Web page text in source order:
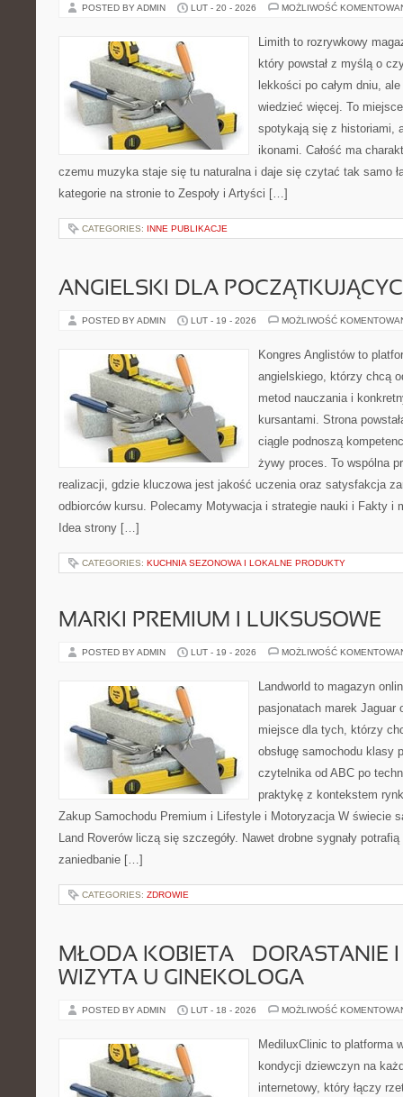
POSTED BY ADMIN LUT - 20 - 2026 MOŻLIWOŚĆ
Limith to rozrywkowy
który powstał z myślą o
lekkości po całym dniu,
wiedzieć więcej. To
spotykają się z historiami,
ikonami. Całość ma
czemu muzyka staje się tu naturalna i daje się czytać tak samo
kategorie na stronie to Zespoły i Artyści […]
CATEGORIES: INNE PUBLIKACJE
ANGIELSKI DLA
POSTED BY ADMIN LUT - 19 - 2026 MOŻLIWOŚĆ
Kongres Anglistów to
angielskiego, którzy chcą
metod nauczania i
kursantami. Strona
ciągle podnoszą
żywy proces. To wspólna
realizacji, gdzie kluczowa jest jakość uczenia oraz satysfakcja
odbiorców kursu. Polecamy Motywacja i strategie nauki i Fakty i
Idea strony […]
CATEGORIES: KUCHNIA SEZONOWA I LOKALNE PRODUKTY
MARKI PREMIUM I LUKSUSOWE
POSTED BY ADMIN LUT - 19 - 2026 MOŻLIWOŚĆ
Landworld to magazyn
pasjonatach marek Jaguar
miejsce dla tych, którzy
obsługę samochodu klasy
czytelnika od ABC po
praktykę z kontekstem
Zakup Samochodu Premium i Lifestyle i Motoryzacja W świecie
Land Roverów liczą się szczegóły. Nawet drobne sygnały
zaniedbanie […]
CATEGORIES: ZDROWIE
MŁODA KOBIETA – DORASTANIE
WIZYTA U GINEKOLOGA
POSTED BY ADMIN LUT - 18 - 2026 MOŻLIWOŚĆ
MediluxClinic to platforma
kondycji dziewczyn na
internetowy, który łączy